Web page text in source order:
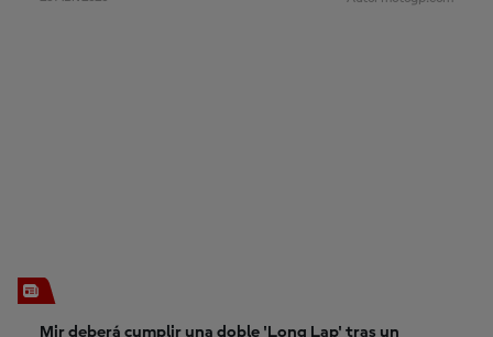
Mir deberá cumplir una doble 'Long Lap' tras un